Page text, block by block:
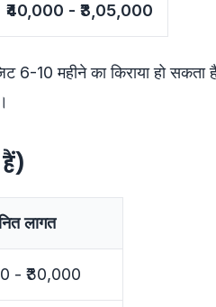
₹40,000 - ₹3,05,000
6-10 महीने का किराया हो सकता
लागत
- ₹30,000